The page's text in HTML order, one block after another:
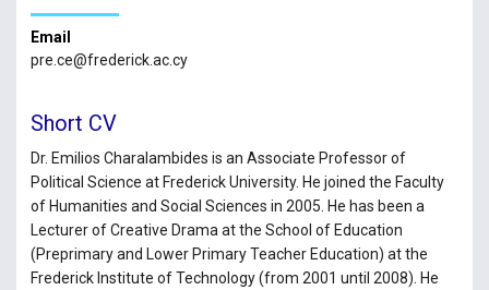
Email
pre.ce@frederick.ac.cy
Short CV
Dr. Emilios Charalambides is an Associate Professor of
Political Science at Frederick University. He joined the Faculty
of Humanities and Social Sciences in 2005. He has been a
Lecturer of Creative Drama at the School of Education
(Preprimary and Lower Primary Teacher Education) at the
Frederick Institute of Technology (from 2001 until 2008). He